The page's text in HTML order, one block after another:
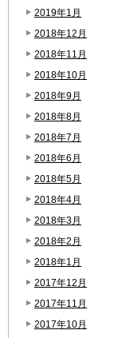
2019年1月
2018年12月
2018年11月
2018年10月
2018年9月
2018年8月
2018年7月
2018年6月
2018年5月
2018年4月
2018年3月
2018年2月
2018年1月
2017年12月
2017年11月
2017年10月